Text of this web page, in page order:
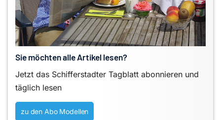
Sie möchten alle Artikel lesen?
Jetzt das Schifferstadter Tagblatt abonnieren und
täglich lesen
zu den Abo Modellen